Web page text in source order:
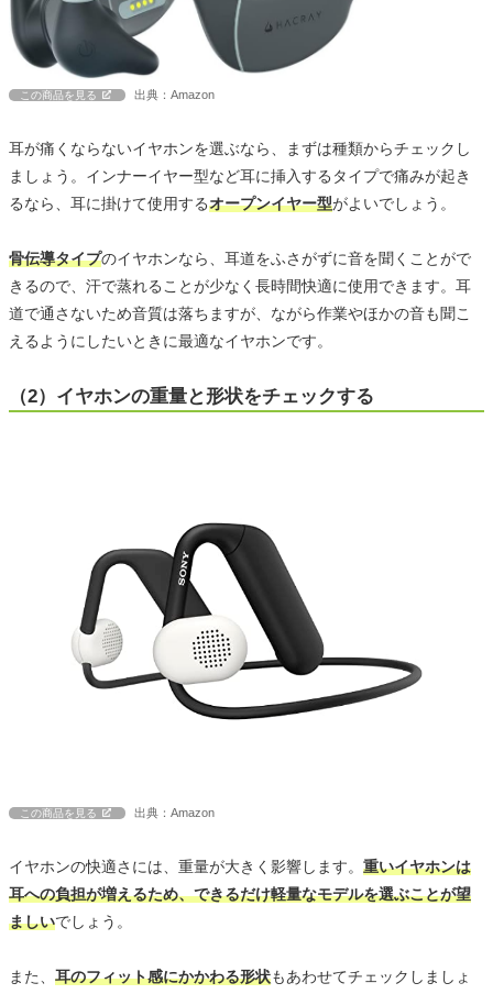
この商品を見る 出典：Amazon
耳が痛くならないイヤホンを選ぶなら、まずは種類からチェックし
ましょう。インナーイヤー型など耳に挿入するタイプで痛みが起き
るなら、耳に掛けて使用するオープンイヤー型がよいでしょう。
骨伝導タイプのイヤホンなら、耳道をふさがずに音を聞くことがで
きるので、汗で蒸れることが少なく長時間快適に使用できます。耳
道で通さないため音質は落ちますが、ながら作業やほかの音も聞こ
えるようにしたいときに最適なイヤホンです。
（2）イヤホンの重量と形状をチェックする
この商品を見る 出典：Amazon
イヤホンの快適さには、重量が大きく影響します。 重いイヤホンは
耳への負担が増えるため、できるだけ軽量なモデルを選ぶことが望
ましいでしょう。
また、 耳のフィット感にかかわる形状もあわせてチェックしましょ